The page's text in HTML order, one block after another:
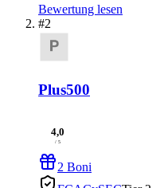
Bewertung lesen
#2
Plus500
4,0
/ 5
2 Boni